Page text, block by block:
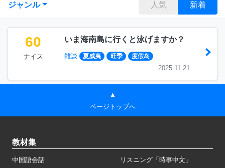
ジャンル 人気 新着
60
ナイス
いま海南島に行くと泳げますか？
雑談 夏威夷 旺季 度假岛
2025.11.21
▲
ページトップへ
教材集
中国語会話
リスニング「時事中文」